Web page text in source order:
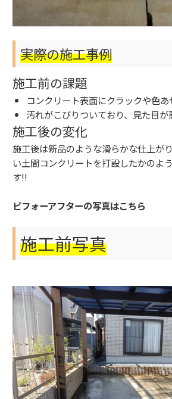
実際の施工事例
施工前の課題
コンクリート表面にクラックや色あ
汚れがこびりついており、見た目が
施工後の変化
施工後は新品のような滑らかな仕上が
い土間コンクリートを打設したかのよ
す!!
ビフォーアフターの写真はこちら
施工前写真